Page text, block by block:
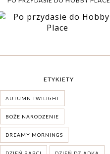
ETYKIETY
AUTUMN TWILIGHT
BOŻE NARODZENIE
DREAMY MORNINGS